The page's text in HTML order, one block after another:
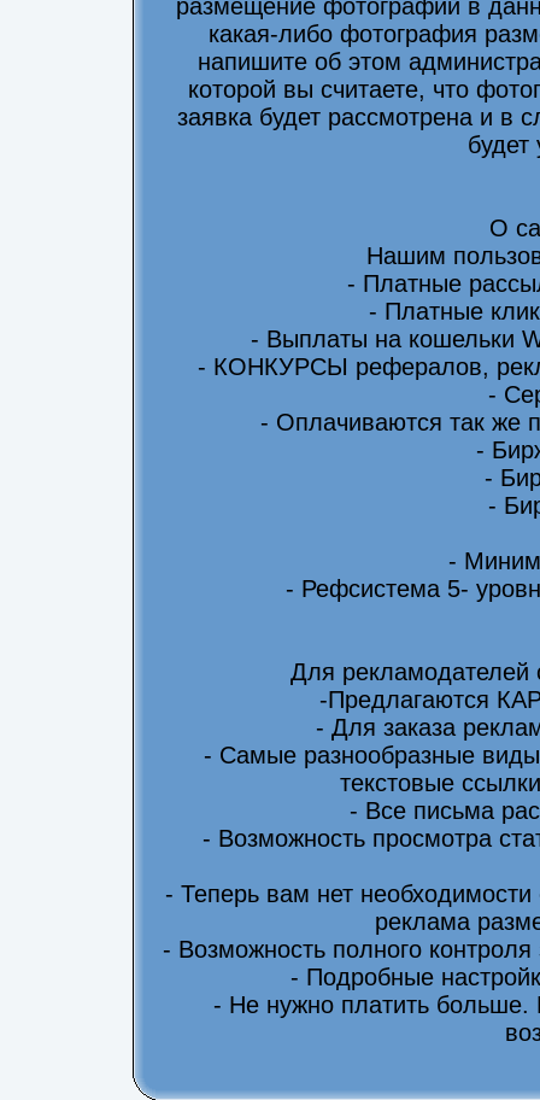
размещение фотографий в
какая-либо фотография
напишите об этом
которой вы считаете, что
заявка будет рассмотрена и в
будет
О
Нашим
- Платные
- Платные
- Выплаты на кошельки
- КОНКУРСЫ рефералов,
-
- Оплачиваются так же
-
-
-
-
- Рефсистема 5-
Для
-Предлагаются
- Для заказа
- Самые разнообразные
текстовые
- Все письма
- Возможность просмотра
- Теперь вам нет
реклама
- Возможность полного
- Подробные
- Не нужно платить больше.